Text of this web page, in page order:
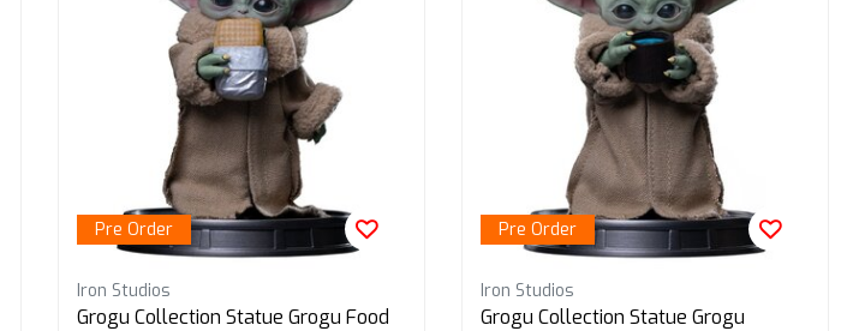
Pre Order
Iron Studios
Grogu Collection Statue Grogu Food
Pre Order
Iron Studios
Grogu Collection Statue Grogu